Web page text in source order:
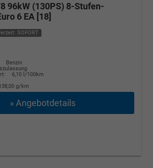
96kW (130PS) 8-Stufen-
6 EA [18]
SOFORT
Benzin
6,10 l/100km
g/km
» Angebotdetails